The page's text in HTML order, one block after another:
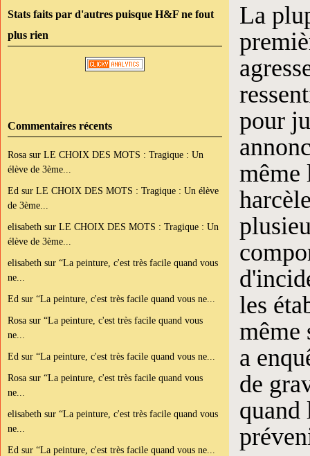
Stats faits par d'autres puisque H&F ne fout
plus rien
Commentaires récents
Rosa sur LE CHOIX DES MOTS : Tragique : Un
élève de 3ème...
Ed sur LE CHOIX DES MOTS : Tragique : Un élève
de 3ème...
elisabeth sur LE CHOIX DES MOTS : Tragique : Un
élève de 3ème...
elisabeth sur “La peinture, c'est très facile quand vous
ne...
Ed sur “La peinture, c'est très facile quand vous ne...
Rosa sur “La peinture, c'est très facile quand vous
ne...
Ed sur “La peinture, c'est très facile quand vous ne...
Rosa sur “La peinture, c'est très facile quand vous
ne...
elisabeth sur “La peinture, c'est très facile quand vous
ne...
Ed sur “La peinture, c'est très facile quand vous ne...
La
pour
même
les
même
a
de
quand